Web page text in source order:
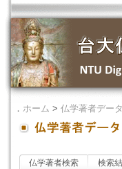
． ホーム > 仏学著者デー
仏学著者検索 検索